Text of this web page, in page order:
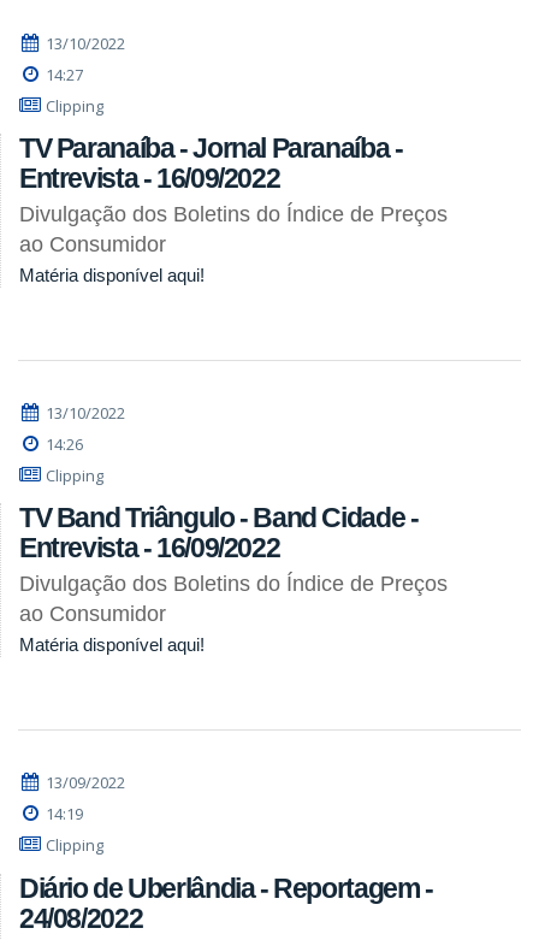
13/10/2022
14:27
Clipping
TV Paranaíba - Jornal Paranaíba -
Entrevista - 16/09/2022
Divulgação dos Boletins do Índice de Preços
ao Consumidor
Matéria disponível aqui!
13/10/2022
14:26
Clipping
TV Band Triângulo - Band Cidade -
Entrevista - 16/09/2022
Divulgação dos Boletins do Índice de Preços
ao Consumidor
Matéria disponível aqui!
13/09/2022
14:19
Clipping
Diário de Uberlândia - Reportagem -
24/08/2022